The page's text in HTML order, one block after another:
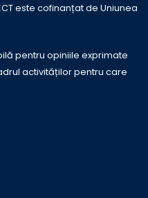
este cofinanțat de Uniunea
pentru opiniile exprimate
activităților pentru care